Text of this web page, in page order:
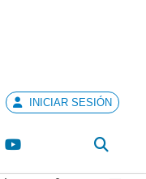
Diego De Obaldía y
INICIAR SESIÓN